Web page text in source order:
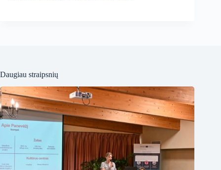
Daugiau straipsnių